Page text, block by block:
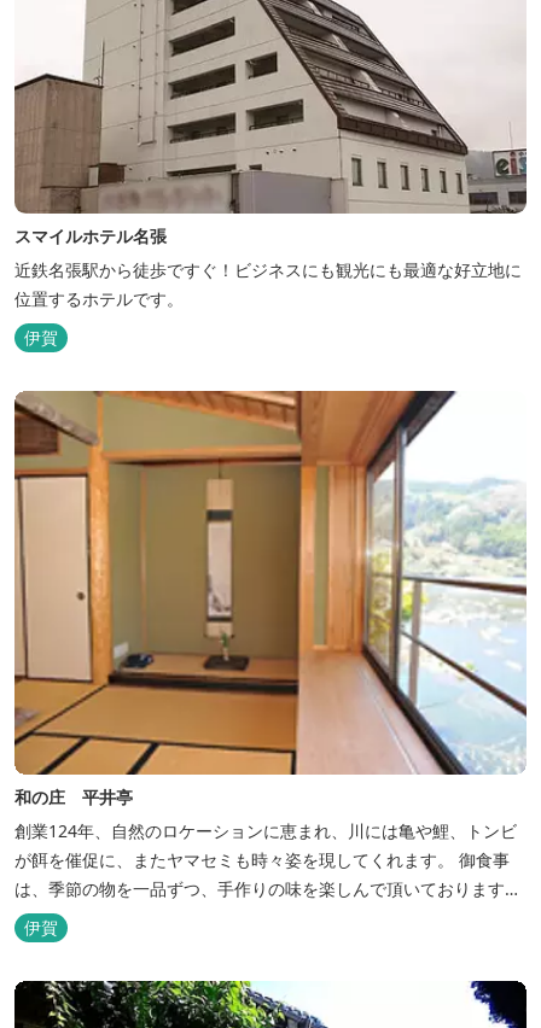
スマイルホテル名張
近鉄名張駅から徒歩ですぐ！ビジネスにも観光にも最適な好立地に
位置するホテルです。
伊賀
和の庄 平井亭
創業124年、自然のロケーションに恵まれ、川には亀や鯉、トンビ
が餌を催促に、またヤマセミも時々姿を現してくれます。 御食事
は、季節の物を一品ずつ、手作りの味を楽しんで頂いております。
（宿泊一日一組）
伊賀